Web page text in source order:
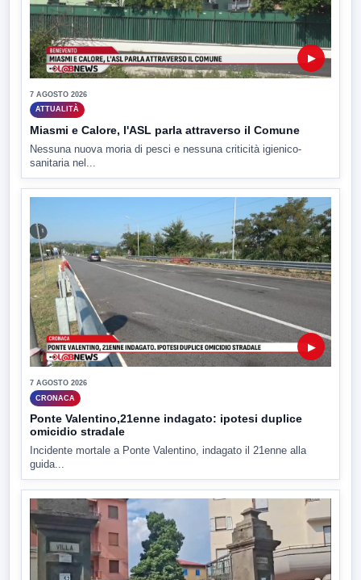
▶
7 AGOSTO 2026
ATTUALITÀ
Miasmi e Calore, l'ASL parla attraverso il Comune
Nessuna nuova moria di pesci e nessuna criticità igienico-
sanitaria nel...
▶
7 AGOSTO 2026
CRONACA
Ponte Valentino,21enne indagato: ipotesi duplice
omicidio stradale
Incidente mortale a Ponte Valentino, indagato il 21enne alla
guida...